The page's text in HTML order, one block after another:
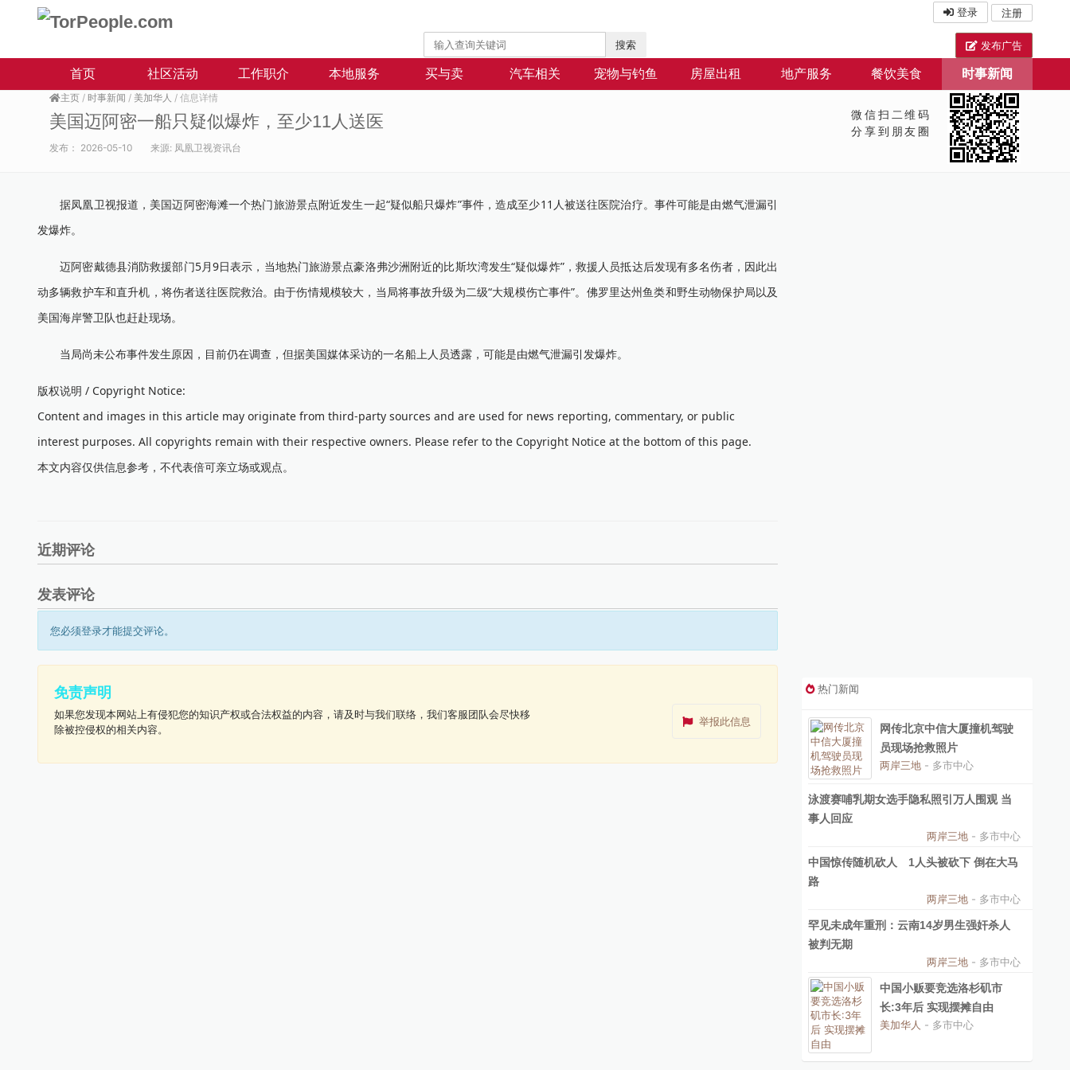
搜索
登录 注册
发布广告
首页 社区活动 工作职介 本地服务 买与卖 汽车相关 宠物与钓鱼 房屋出租 地产服务 餐饮美食 时事新闻
主页 / 时事新闻 / 美加华人 / 信息详情
美国迈阿密一船只疑似爆炸，至少11人送医
发布： 2026-05-10 来源: 凤凰卫视资讯台
微信扫二维码
分享到朋友圈
据凤凰卫视报道，美国迈阿密海滩一个热门旅游景点附近发生一起“疑似船只爆炸”事件，造成至少11人被送往医院治疗。事件可能是由燃气泄漏引
发爆炸。
迈阿密戴德县消防救援部门5月9日表示，当地热门旅游景点豪洛弗沙洲附近的比斯坎湾发生“疑似爆炸”，救援人员抵达后发现有多名伤者，因此出
动多辆救护车和直升机，将伤者送往医院救治。由于伤情规模较大，当局将事故升级为二级“大规模伤亡事件”。佛罗里达州鱼类和野生动物保护局以及
美国海岸警卫队也赶赴现场。
当局尚未公布事件发生原因，目前仍在调查，但据美国媒体采访的一名船上人员透露，可能是由燃气泄漏引发爆炸。
版权说明 / Copyright Notice:
Content and images in this article may originate from third-party sources and are used for news reporting, commentary, or public
interest purposes. All copyrights remain with their respective owners. Please refer to the Copyright Notice at the bottom of this page.
本文内容仅供信息参考，不代表倍可亲立场或观点。
近期评论
发表评论
您必须登录才能提交评论。
免责声明
如果您发现本网站上有侵犯您的知识产权或合法权益的内容，请及时与我们联络，我们客服团队会尽快移
除被控侵权的相关内容。
举报此信息
热门新闻
网传北京中信大厦撞机驾驶
员现场抢救照片
两岸三地 - 多市中心
泳渡赛哺乳期女选手隐私照引万人围观 当
事人回应
两岸三地 - 多市中心
中国惊传随机砍人 1人头被砍下 倒在大马
路
两岸三地 - 多市中心
罕见未成年重刑：云南14岁男生强奸杀人
被判无期
两岸三地 - 多市中心
中国小贩要竞选洛杉矶市
长:3年后 实现摆摊自由
美加华人 - 多市中心